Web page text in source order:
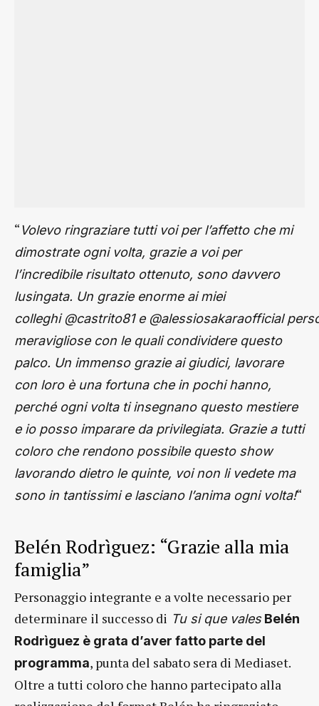
“Volevo ringraziare tutti voi per l’affetto che mi
dimostrate ogni volta, grazie a voi per
l’incredibile risultato ottenuto, sono davvero
lusingata. Un grazie enorme ai miei
colleghi @castrito81 e @alessiosakaraofficial
meravigliose con le quali condividere questo
palco. Un immenso grazie ai giudici, lavorare
con loro è una fortuna che in pochi hanno,
perché ogni volta ti insegnano questo mestiere
e io posso imparare da privilegiata. Grazie a tutti
coloro che rendono possibile questo show
lavorando dietro le quinte, voi non li vedete ma
sono in tantissimi e lasciano l’anima ogni volta!“
Belén Rodrìguez: “Grazie alla mia
famiglia”
Personaggio integrante e a volte necessario per
determinare il successo di Tu si que vales Belén
Rodrìguez è grata d’aver fatto parte del
programma, punta del sabato sera di Mediaset.
Oltre a tutti coloro che hanno partecipato alla